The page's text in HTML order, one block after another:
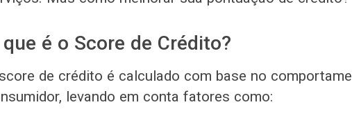
que é o Score de Crédito?
de crédito é calculado com base no
levando em conta fatores como: